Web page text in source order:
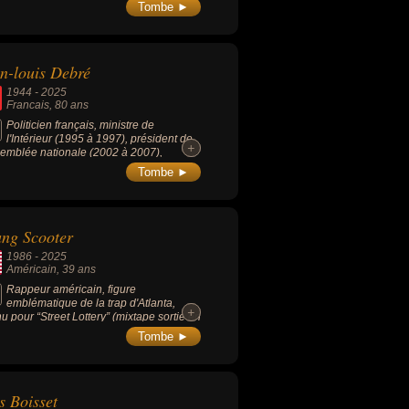
Streep, Helen Mirren, Jane Fonda
de Sue Ellen Ewing dans la
télévisée Dallas (1978-1991), de
Smith alias Kelly dans la série Drôles
ou la première voix de Shyrka
la série animée Ulysse 31.
Tombe ►
louis Debré
1944 -2025
Francais , 80 ans
Politicien français, ministre de
l'Intérieur (1995 à 1997), président de
nationale (2002 à 2007),
du Conseil constitutionnel (2007 à
puis le Conseil supérieur des archives
+
+
Tombe ►
Scooter
1986 -2025
Américain , 39 ans
Rappeur américain, figure
emblématique de la trap d'Atlanta,
pour “Street Lottery” (mixtape sortie en
+
+
Tombe ►
Boisset